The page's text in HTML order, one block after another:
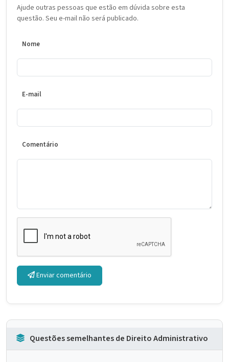
Ajude outras pessoas que estão em dúvida sobre esta
questão. Seu e-mail não será publicado.
Nome
E-mail
Comentário
Enviar comentário
Questões semelhantes de Direito Administrativo